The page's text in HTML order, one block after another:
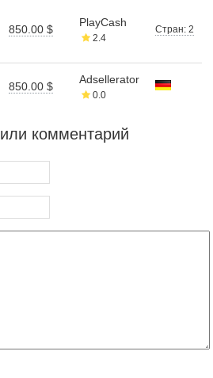
850.00 $
PlayCash
2.4
Стран: 2
850.00 $
Adsellerator
0.0
комментарий